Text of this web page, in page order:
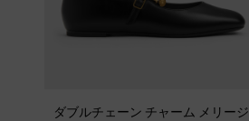
ダブルチェーン チャーム メリージ